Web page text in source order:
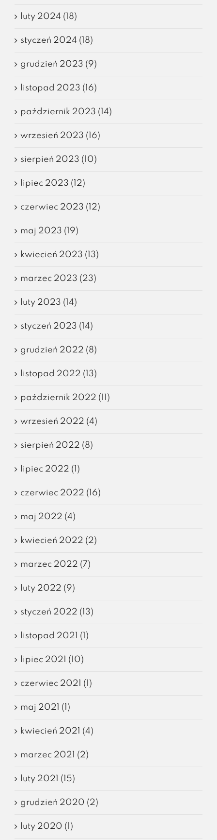
luty 2024 (18)
styczeń 2024 (18)
grudzień 2023 (9)
listopad 2023 (16)
październik 2023 (14)
wrzesień 2023 (16)
sierpień 2023 (10)
lipiec 2023 (12)
czerwiec 2023 (12)
maj 2023 (19)
kwiecień 2023 (13)
marzec 2023 (23)
luty 2023 (14)
styczeń 2023 (14)
grudzień 2022 (8)
listopad 2022 (13)
październik 2022 (11)
wrzesień 2022 (4)
sierpień 2022 (8)
lipiec 2022 (1)
czerwiec 2022 (16)
maj 2022 (4)
kwiecień 2022 (2)
marzec 2022 (7)
luty 2022 (9)
styczeń 2022 (13)
listopad 2021 (1)
lipiec 2021 (10)
czerwiec 2021 (1)
maj 2021 (1)
kwiecień 2021 (4)
marzec 2021 (2)
luty 2021 (15)
grudzień 2020 (2)
luty 2020 (1)